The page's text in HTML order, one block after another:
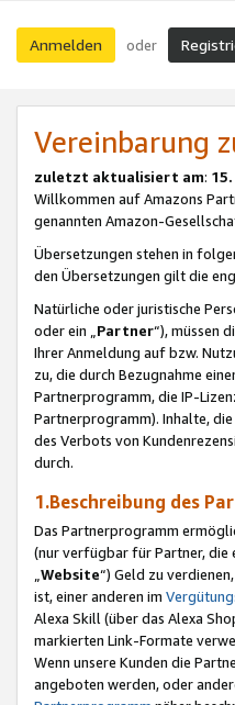
Anmelden oder
Vereinbarung
zuletzt aktualisiert am:
Willkommen auf Amazons
genannten Amazon-
Übersetzungen stehen in
den Übersetzungen gilt die
Natürliche oder juristische
oder ein „Partner“), müssen
Ihrer Anmeldung auf bzw.
zu, die durch Bezugnahme
Partnerprogramm, die IP-
Partnerprogramm). Inhalte,
des Verbots von
durch.
1.Beschreibung des
Das Partnerprogramm
(nur verfügbar für Partner, die
Website“) Geld zu
ist, einer anderen im
Alexa Skill (über das Alexa
markierten Link-Formate
Wenn unsere Kunden die
angeboten werden, oder